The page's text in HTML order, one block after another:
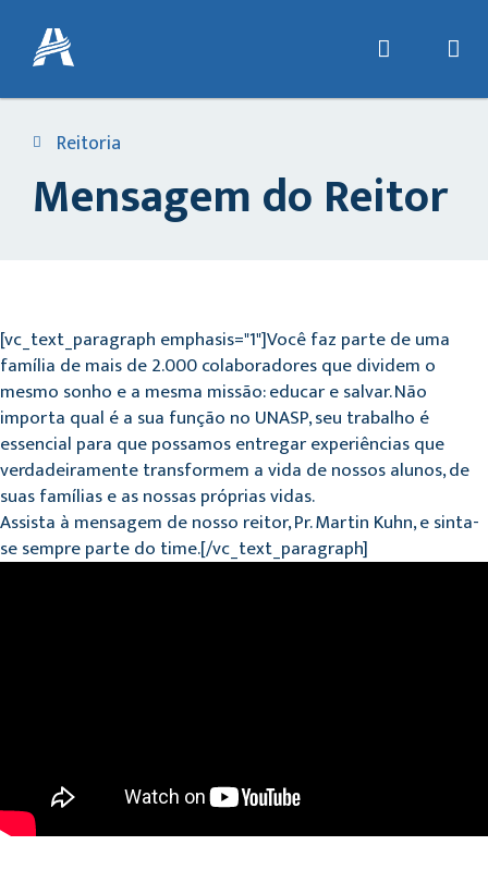
Reitoria
Mensagem do Reitor
[vc_text_paragraph emphasis="1"]Você faz parte de uma
família de mais de 2.000 colaboradores que dividem o
mesmo sonho e a mesma missão: educar e salvar. Não
importa qual é a sua função no UNASP, seu trabalho é
essencial para que possamos entregar experiências que
verdadeiramente transformem a vida de nossos alunos, de
suas famílias e as nossas próprias vidas.
Assista à mensagem de nosso reitor, Pr. Martin Kuhn, e sinta-
se sempre parte do time.[/vc_text_paragraph]